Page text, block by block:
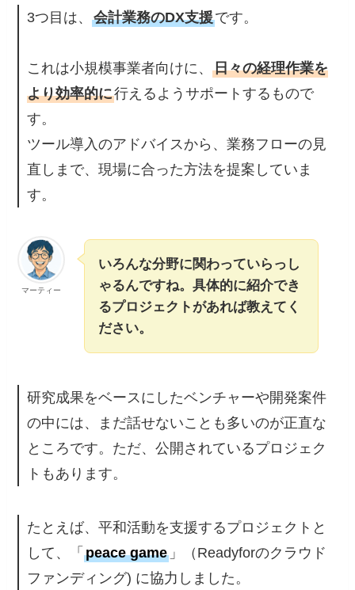
3つ目は、会計業務のDX支援です。
これは小規模事業者向けに、日々の経理作業を
より効率的に行えるようサポートするもので
す。
ツール導入のアドバイスから、業務フローの見
直しまで、現場に合った方法を提案していま
す。
マーティー
いろんな分野に関わっていらっし
ゃるんですね。具体的に紹介でき
るプロジェクトがあれば教えてく
ださい。
研究成果をベースにしたベンチャーや開発案件
の中には、まだ話せないことも多いのが正直な
ところです。ただ、公開されているプロジェク
トもあります。
たとえば、平和活動を支援するプロジェクトと
して、「peace game 」（Readyforのクラウド
ファンディング) に協力しました。